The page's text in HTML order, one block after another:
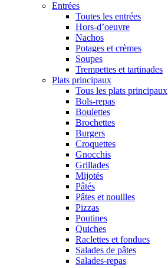
Entrées
Toutes les entrées
Hors-d’oeuvre
Nachos
Potages et crèmes
Soupes
Trempettes et tartinades
Plats principaux
Tous les plats principaux
Bols-repas
Boulettes
Brochettes
Burgers
Croquettes
Gnocchis
Grillades
Mijotés
Pâtés
Pâtes et nouilles
Pizzas
Poutines
Quiches
Raclettes et fondues
Salades de pâtes
Salades-repas